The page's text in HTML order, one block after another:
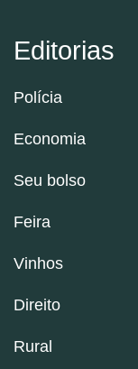
Editorias
Polícia
Economia
Seu bolso
Feira
Vinhos
Direito
Rural